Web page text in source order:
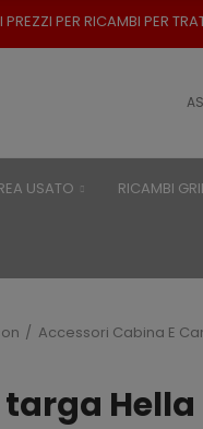
PER TRATTORI -
USATO RICAMBI
Accessori Cabina E
Hella